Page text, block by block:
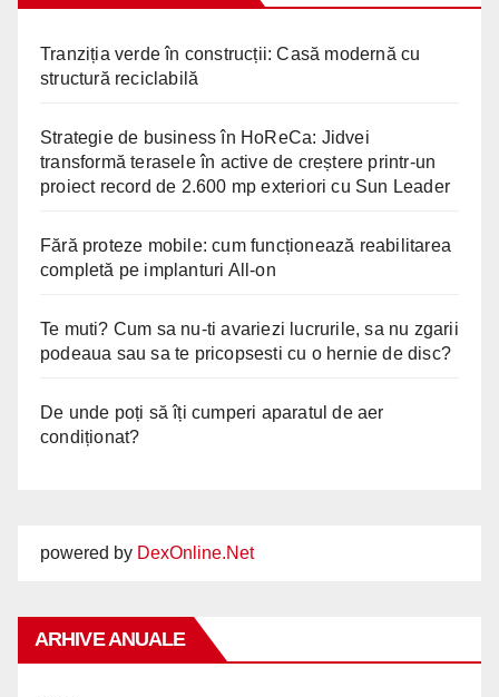
Tranziția verde în construcții: Casă modernă cu
structură reciclabilă
Strategie de business în HoReCa: Jidvei
transformă terasele în active de creștere printr-un
proiect record de 2.600 mp exteriori cu Sun Leader
Fără proteze mobile: cum funcționează reabilitarea
completă pe implanturi All-on
Te muti? Cum sa nu-ti avariezi lucrurile, sa nu zgarii
podeaua sau sa te pricopsesti cu o hernie de disc?
De unde poți să îți cumperi aparatul de aer
condiționat?
powered by DexOnline.Net
ARHIVE ANUALE